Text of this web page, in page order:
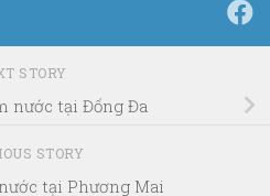
STORY
nước tại Đống Đa
STORY
tại Phương Mai